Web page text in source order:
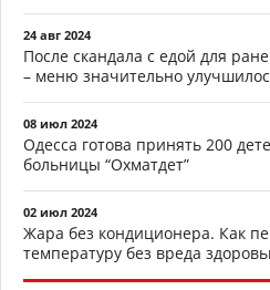
24 авг 2024
После скандала с едой для
– меню значительно
08 июл 2024
Одесса готова принять 200
больницы “Охматдет”
02 июл 2024
Жара без кондиционера. Как
температуру без вреда